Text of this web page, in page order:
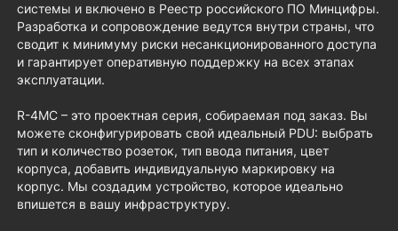
системы и включено в Реестр российского ПО Минцифры.
Разработка и сопровождение ведутся внутри страны, что
сводит к минимуму риски несанкционированного доступа
и гарантирует оперативную поддержку на всех этапах
эксплуатации.
R-4MC – это проектная серия, собираемая под заказ. Вы
можете сконфигурировать свой идеальный PDU: выбрать
тип и количество розеток, тип ввода питания, цвет
корпуса, добавить индивидуальную маркировку на
корпус. Мы создадим устройство, которое идеально
впишется в вашу инфраструктуру.